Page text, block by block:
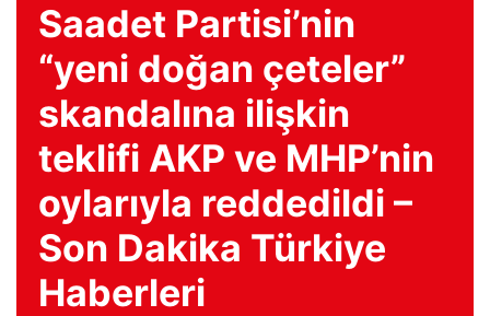
Saadet Partisi’nin
“yeni doğan çeteler”
skandalına ilişkin
teklifi AKP ve MHP’nin
oylarıyla reddedildi –
Son Dakika Türkiye
Haberleri